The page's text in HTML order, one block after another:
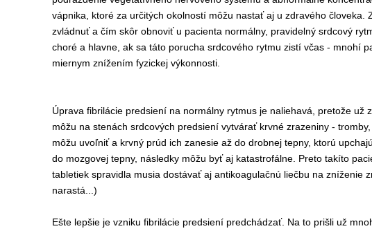
vápnika, ktoré za určitých okolností môžu nastať aj u zdravého
zvládnuť a čím skôr obnoviť u pacienta normálny, pravidelný srdcový
choré a hlavne, ak sa táto porucha srdcového rytmu zistí včas - mnohí
miernym znížením fyzickej výkonnosti.
Úprava fibrilácie predsiení na normálny rytmus je naliehavá, pretože už
môžu na stenách srdcových predsiení vytvárať krvné zrazeniny -
môžu uvoľniť a krvný prúd ich zanesie až do drobnej tepny, ktorú
do mozgovej tepny, následky môžu byť aj katastrofálne. Preto takíto
tabletiek spravidla musia dostávať aj antikoagulačnú liečbu na zníženie
narastá...)
Ešte lepšie je vzniku fibrilácie predsiení predchádzať. Na to prišli už